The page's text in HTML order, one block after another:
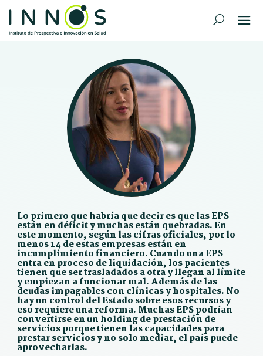
Lo primero que habría que decir es que las EPS
están en déficit y muchas están quebradas. En
este momento, según las cifras oficiales, por lo
menos 14 de estas empresas están en
incumplimiento financiero. Cuando una EPS
entra en proceso de liquidación, los pacientes
tienen que ser trasladados a otra y llegan al límite
y empiezan a funcionar mal. Además de las
deudas impagables con clínicas y hospitales. No
hay un control del Estado sobre esos recursos y
eso requiere una reforma. Muchas EPS podrían
convertirse en un holding de prestación de
servicios porque tienen las capacidades para
prestar servicios y no solo mediar, el país puede
aprovecharlas.